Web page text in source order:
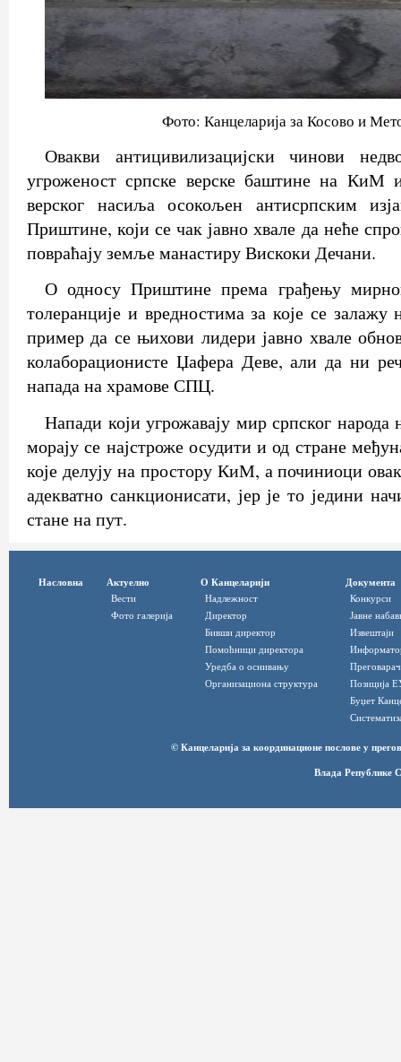
Фото: Канцеларија за Косово и
Овакви антицивилизацијски чинови
угроженост српске верске баштине на КиМ
верског насиља осокољен антисрпским
Приштине, који се чак јавно хвале да неће
повраћају земље манастиру Вискоки Дечани.
О односу Приштине према грађењу
толеранције и вредностима за које се залажу
пример да се њихови лидери јавно хвале
колаборационисте Џафера Деве, али да ни
напада на храмове СПЦ.
Напади који угрожавају мир српског
морају се најстроже осудити и од стране
које делују на простору КиМ, а починиоци
адекватно санкционисати, јер је то једини
стане на пут.
Насловна Актуелно
Вести
Фото галерија
О Канцеларији
Надлежност
Директор
Бивши директор
Помоћници директора
Уредба о оснивању
Организациона структура
Документа
Конкурси
Јавне
Извештаји
Позиција
Буџет
© Канцеларија за координационе послове у
Влада Републике